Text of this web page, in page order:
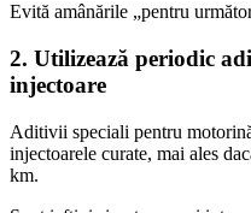
Evită amânările „pentru
2. Utilizează periodic
injectoare
Aditivii speciali pentru
injectoarele curate, mai ales
km.